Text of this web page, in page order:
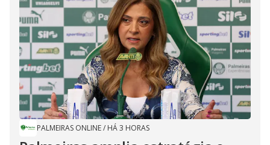
PALMEIRAS ONLINE/ HÁ 3 HORAS